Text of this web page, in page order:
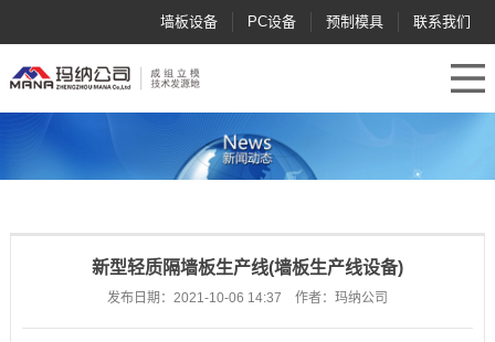
联系我们
预制模具
PC设备
墙板设备
新型轻质隔墙板生产线(墙板生产线设备)
发布日期：2021-10-06 14:37 作者：玛纳公司